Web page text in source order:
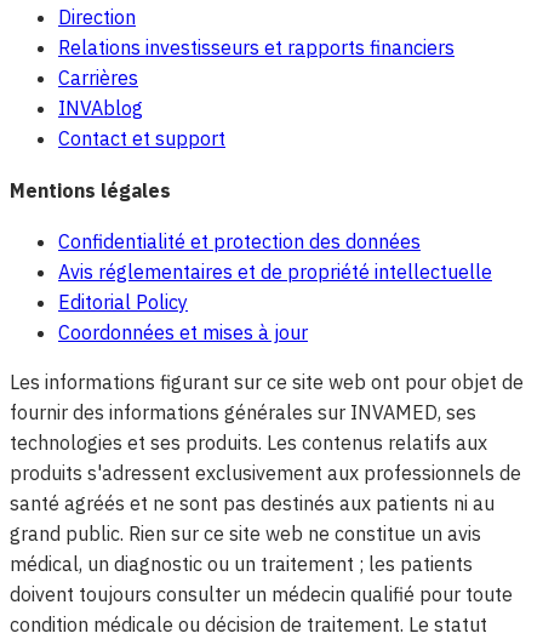
Direction
Relations investisseurs et rapports financiers
Carrières
INVAblog
Contact et support
Mentions légales
Confidentialité et protection des données
Avis réglementaires et de propriété intellectuelle
Editorial Policy
Coordonnées et mises à jour
Les informations figurant sur ce site web ont pour objet de
fournir des informations générales sur INVAMED, ses
technologies et ses produits. Les contenus relatifs aux
produits s'adressent exclusivement aux professionnels de
santé agréés et ne sont pas destinés aux patients ni au
grand public. Rien sur ce site web ne constitue un avis
médical, un diagnostic ou un traitement ; les patients
doivent toujours consulter un médecin qualifié pour toute
condition médicale ou décision de traitement. Le statut